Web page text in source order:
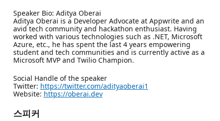
Speaker Bio: Aditya Oberai
Aditya Oberai is a Developer Advocate at Appwrite and an
avid tech community and hackathon enthusiast. Having
worked with various technologies such as .NET, Microsoft
Azure, etc., he has spent the last 4 years empowering
student and tech communities and is currently active as a
Microsoft MVP and Twilio Champion.
Social Handle of the speaker
Twitter: https://twitter.com/adityaoberai1
Website: https://oberai.dev
스피커